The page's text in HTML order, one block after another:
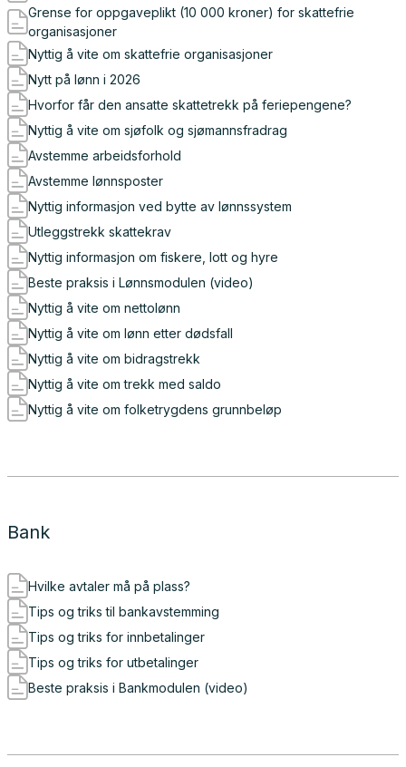
Grense for oppgaveplikt (10 000 kroner) for skattefrie
organisasjoner
Nyttig å vite om skattefrie organisasjoner
Nytt på lønn i 2026
Hvorfor får den ansatte skattetrekk på feriepengene?
Nyttig å vite om sjøfolk og sjømannsfradrag
Avstemme arbeidsforhold
Avstemme lønnsposter
Nyttig informasjon ved bytte av lønnssystem
Utleggstrekk skattekrav
Nyttig informasjon om fiskere, lott og hyre
Beste praksis i Lønnsmodulen (video)
Nyttig å vite om nettolønn
Nyttig å vite om lønn etter dødsfall
Nyttig å vite om bidragstrekk
Nyttig å vite om trekk med saldo
Nyttig å vite om folketrygdens grunnbeløp
Bank
Hvilke avtaler må på plass?
Tips og triks til bankavstemming
Tips og triks for innbetalinger
Tips og triks for utbetalinger
Beste praksis i Bankmodulen (video)